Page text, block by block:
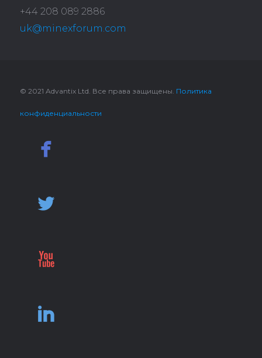
+44 208 089 2886
uk@minexforum.com
© 2021 Advantix Ltd. Все права защищены. Политика
конфиденциальности